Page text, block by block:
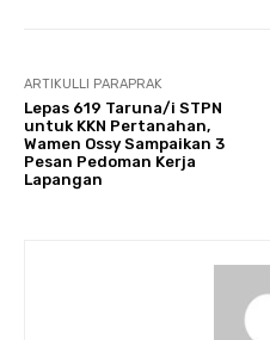
ARTIKULLI PARAPRAK
Lepas 619 Taruna/i STPN
untuk KKN Pertanahan,
Wamen Ossy Sampaikan 3
Pesan Pedoman Kerja
Lapangan